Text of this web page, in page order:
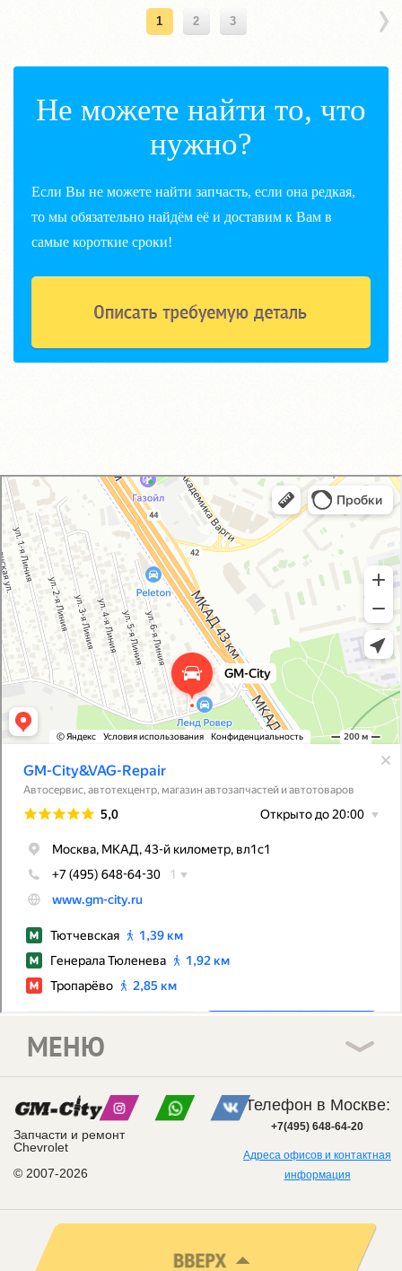
1 2 3
Не можете найти то, что
нужно?
Если Вы не можете найти запчасть, если она редкая,
то мы обязательно найдём её и доставим к Вам в
самые короткие сроки!
GM-City&VAG-Repair
Автосервис, автотехцентр в Москве
Магазин автозапчастей и автотоваров в Москве
Запчасти и ремонт
Chevrolet
© 2007-2026
МЕНЮ
Телефон в Москве:
+7(495) 648-64-20
Адреса офисов и контактная
информация